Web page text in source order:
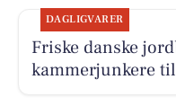
DAGLIGVARER
Friske danske
kammerjunkere